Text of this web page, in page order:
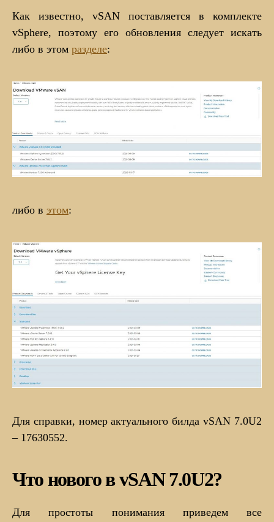
Как известно, vSAN поставляется в комплекте
vSphere, поэтому его обновления следует искать
либо в этом разделе:
либо в этом:
Для справки, номер актуального билда vSAN 7.0U2
– 17630552.
Что нового в vSAN 7.0U2?
Для простоты понимания приведем все